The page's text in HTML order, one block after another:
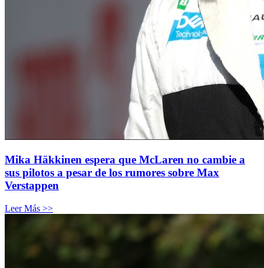
Mika Häkkinen espera que McLaren no cambie a
sus pilotos a pesar de los rumores sobre Max
Verstappen
Leer Más >>